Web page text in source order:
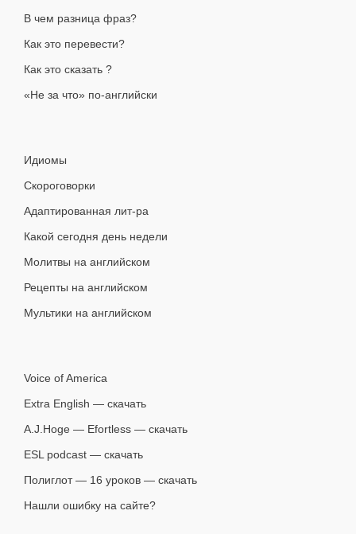
В чем разница фраз?
Как это перевести?
Как это сказать ?
«Не за что» по-английски
Идиомы
Скороговорки
Адаптированная лит-ра
Какой сегодня день недели
Молитвы на английском
Рецепты на английском
Мультики на английском
Voice of America
Extra English — скачать
A.J.Hoge — Efortless — скачать
ESL podcast — скачать
Полиглот — 16 уроков — скачать
Нашли ошибку на сайте?